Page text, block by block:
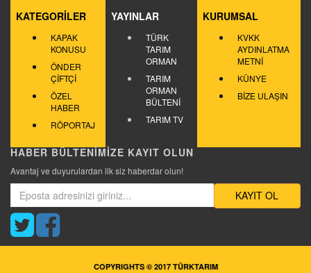
KATEGORİLER
KAPAK
KONUSU
ÖNDER
ÇİFTÇİ
ÖZEL
HABER
RÖPORTAJ
YAYINLAR
TÜRK
TARIM
ORMAN
TARIM
ORMAN
BÜLTENİ
TARIM TV
KURUMSAL
KVKK
AYDINLATMA
METNİ
KÜNYE
BİZE ULAŞIN
HABER BÜLTENİMİZE KAYIT OLUN
Avantaj ve duyurulardan ilk siz haberdar olun!
KAYIT OL
COPYRIGHTS © 2017 TÜRKTARIM